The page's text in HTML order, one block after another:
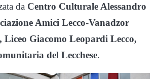
da Centro Culturale Alessandro
Amici Lecco-Vanadzor
Giacomo Leopardi Lecco,
del Lecchese.